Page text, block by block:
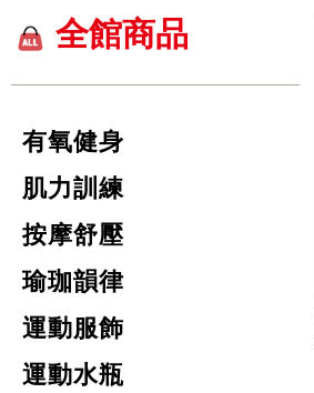
全館商品
有氧健身
肌力訓練
按摩舒壓
瑜珈韻律
運動服飾
運動水瓶